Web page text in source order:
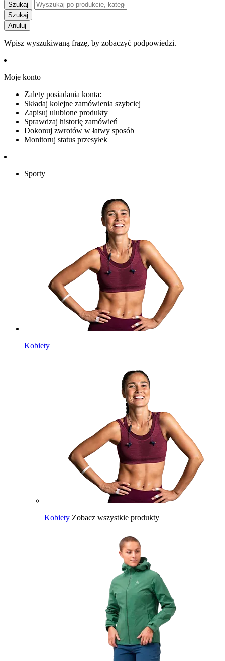
Szukaj
Szukaj
Anuluj
Wpisz wyszukiwaną frazę, by zobaczyć podpowiedzi.
Moje konto
Zalety posiadania konta:
Składaj kolejne zamówienia szybciej
Zapisuj ulubione produkty
Sprawdzaj historię zamówień
Dokonuj zwrotów w łatwy sposób
Monitoruj status przesyłek
Sporty
Kobiety
Kobiety Zobacz wszystkie produkty